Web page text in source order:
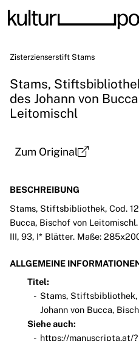
Zisterzienserstift Stams
Stams,
des Johann von
Leitomischl
Zum Original
BESCHREIBUNG
Stams, Stiftsbibliothek, Cod.
Bucca, Bischof von
III, 93, I* Blätter. Maße:
ALLGEMEINE
Titel:
Stams, Stiftsbibliothek,
Johann von Bucca,
Siehe auch:
https://manuscripta.at/